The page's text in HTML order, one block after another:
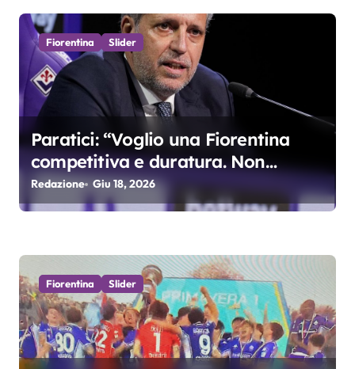
c
o
l
i
Fiorentina Slider
Paratici: “Voglio una Fiorentina
competitiva e duratura. Non
accetterei di arrivare ottavo per 4
anni di fila…”
Redazione Giu 18, 2026
Fiorentina Slider